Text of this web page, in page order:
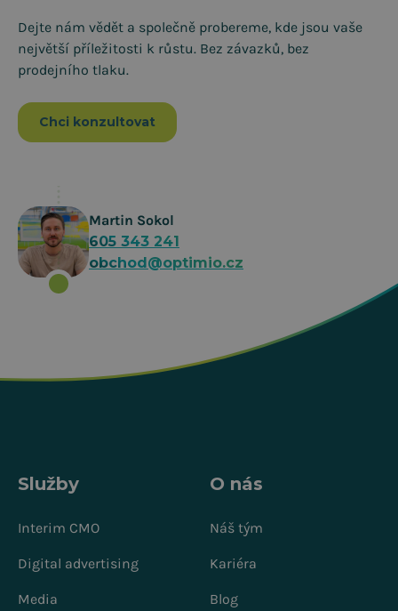
Dejte nám vědět a společně probereme, kde jsou vaše
největší příležitosti k růstu. Bez závazků, bez
prodejního tlaku.
Chci konzultovat
Martin Sokol
605 343 241
obchod@optimio.cz
Služby
Interim CMO
Digital advertising
Media
O nás
Náš tým
Kariéra
Blog